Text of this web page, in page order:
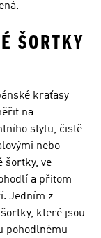
ŠORTKY
kraťasy
na
stylu, čistě
nebo
šortky, ve
a přitom
Jedním z
které jsou
pohodlnému